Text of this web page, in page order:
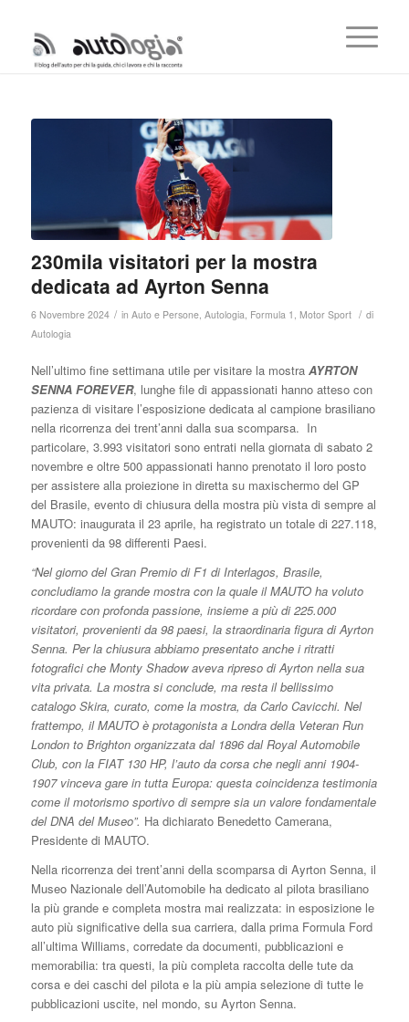
230mila visitatori per la mostra
dedicata ad Ayrton Senna
6 Novembre 2024 / in Auto e Persone, Autologia Formula 1 Motor Sport / di
Autologia
Nell’ultimo fine settimana utile per visitare la mostra AYRTON
SENNA FOREVER, lunghe file di appassionati hanno atteso con
pazienza di visitare l’esposizione dedicata al campione brasiliano
nella ricorrenza dei trent’anni dalla sua scomparsa. In
particolare, 3.993 visitatori sono entrati nella giornata di sabato 2
novembre e oltre 500 appassionati hanno prenotato il loro posto
per assistere alla proiezione in diretta su maxischermo del GP
del Brasile, evento di chiusura della mostra più vista di sempre al
MAUTO: inaugurata il 23 aprile, ha registrato un totale di 227.118,
provenienti da 98 differenti Paesi.
“Nel giorno del Gran Premio di F1 di Interlagos, Brasile,
concludiamo la grande mostra con la quale il MAUTO ha voluto
ricordare con profonda passione, insieme a più di 225.000
visitatori, provenienti da 98 paesi, la straordinaria figura di Ayrton
Senna. Per la chiusura abbiamo presentato anche i ritratti
fotografici che Monty Shadow aveva ripreso di Ayrton nella sua
vita privata. La mostra si conclude, ma resta il bellissimo
catalogo Skira, curato, come la mostra, da Carlo Cavicchi. Nel
frattempo, il MAUTO è protagonista a Londra della Veteran Run
London to Brighton organizzata dal 1896 dal Royal Automobile
Club, con la FIAT 130 HP, l’auto da corsa che negli anni 1904-
1907 vinceva gare in tutta Europa: questa coincidenza testimonia
come il motorismo sportivo di sempre sia un valore fondamentale
del DNA del Museo”. Ha dichiarato Benedetto Camerana,
Presidente di MAUTO.
Nella ricorrenza dei trent’anni della scomparsa di Ayrton Senna, il
Museo Nazionale dell’Automobile ha dedicato al pilota brasiliano
la più grande e completa mostra mai realizzata: in esposizione le
auto più significative della sua carriera, dalla prima Formula Ford
all’ultima Williams, corredate da documenti, pubblicazioni e
memorabilia: tra questi, la più completa raccolta delle tute da
corsa e dei caschi del pilota e la più ampia selezione di tutte le
pubblicazioni uscite, nel mondo, su Ayrton Senna.